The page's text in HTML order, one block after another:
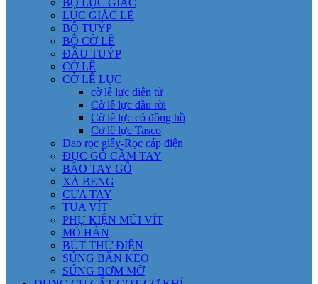
BỘ LỤC GIÁC
LỤC GIÁC LẺ
BỘ TUÝP
BỘ CỜ LÊ
ĐẦU TUÝP
CỜ LÊ
CỜ LÊ LỰC
cờ lê lực điện tử
Cờ lê lực đầu rời
Cờ lê lực có đồng hồ
Cơ lê lực Tasco
Dao rọc giấy-Rọc cáp điện
ĐỤC GỖ CẦM TAY
BÀO TAY GỖ
XÀ BENG
CƯA TAY
TUA VÍT
PHỤ KIỆN MŨI VÍT
MỎ HÀN
BÚT THỬ ĐIỆN
SÚNG BẮN KEO
SÚNG BƠM MỠ